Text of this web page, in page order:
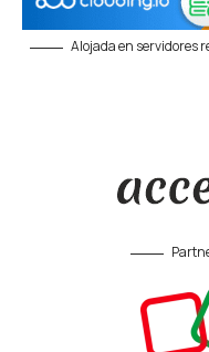
Alojada en servidores